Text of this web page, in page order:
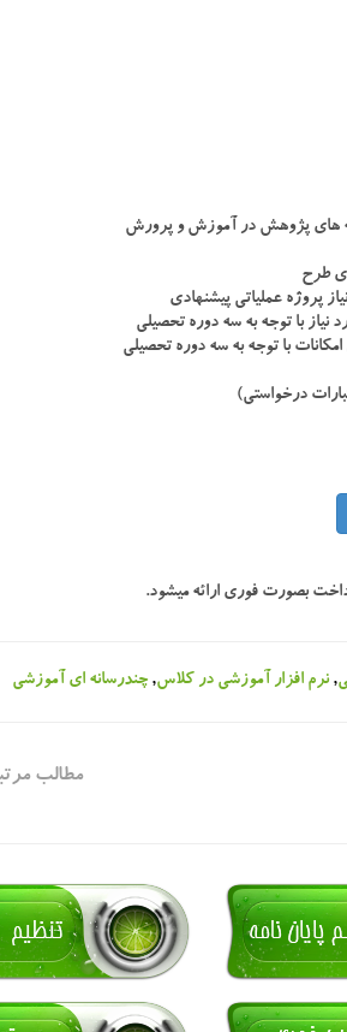
های پژوهش در آموزش و پرورش
طرح
پروژه عملیاتی پیشنهادی
نیاز با توجه به سه دوره تحصیلی
با توجه به سه دوره تحصیلی
درخواستی)
بصورت فوری ارائه میشود.
,نرم افزار آموزشی در کلاس, چندرسانه ای آموزشی
مطالب